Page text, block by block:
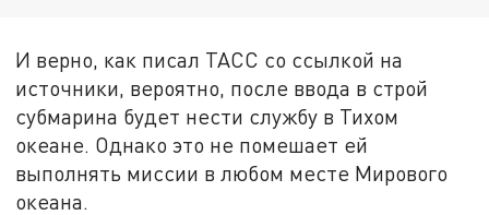
И верно, как писал ТАСС со ссылкой на
источники, вероятно, после ввода в строй
субмарина будет нести службу в Тихом
океане. Однако это не помешает ей
выполнять миссии в любом месте Мирового
океана.